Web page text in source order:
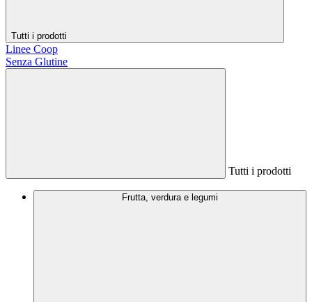
Tutti i prodotti
Linee Coop
Senza Glutine
Tutti i prodotti
Frutta, verdura e legumi